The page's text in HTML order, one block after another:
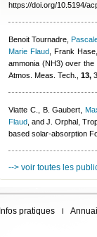
https://doi.org/10.5194/
Benoit Tournadre ,
Marie Flaud ,Frank
ammonia (NH3) over
Atmos. Meas. Tech., 13,
Viatte C., B. Gaubert
Flaud and J. Orphal ,
based solar-absorption
--> voir toutes les
Infos pratiques